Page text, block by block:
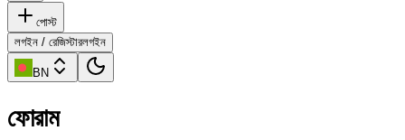
পোস্ট
লগইন / রেজিস্টারলগইন
BN
ফোরাম